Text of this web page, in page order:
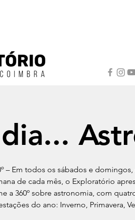
– Em todos os sábados e
de cada mês, o Exploratório
a 360º sobre astronomia, com
do ano: Inverno, Primavera,